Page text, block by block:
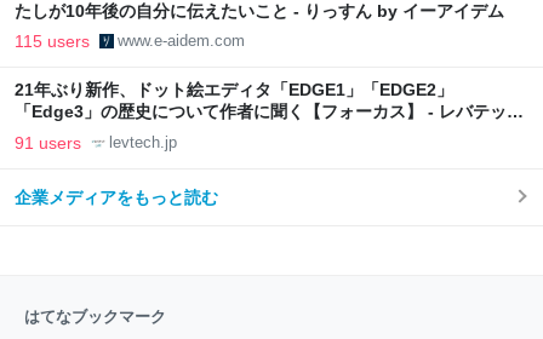
たしが10年後の自分に伝えたいこと - りっすん by イーアイデム
115 users www.e-aidem.com
21年ぶり新作、ドット絵エディタ「EDGE1」「EDGE2」
「Edge3」の歴史について作者に聞く【フォーカス】 - レバテック
LAB
91 users levtech.jp
企業メディアをもっと読む
はてなブックマーク